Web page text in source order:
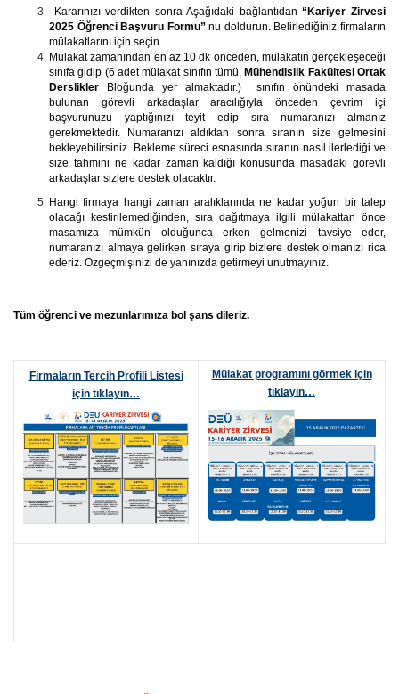
Kararınızı verdikten sonra Aşağıdaki bağlantıdan“Kariyer Zirvesi
2025 Öğrenci Başvuru Formu”nu doldurun. Belirlediğiniz firmaların
mülakatlarını için seçin.
Mülakat zamanından en az 10 dk önceden, mülakatın gerçekleşeceği
sınıfa gidip (6 adet mülakat sınıfın tümü,Mühendislik Fakültesi Ortak
Derslikler Bloğunda yer almaktadır.) sınıfın önündeki masada
bulunan görevli arkadaşlar aracılığıyla önceden çevrim içi
başvurunuzu yaptığınızı teyit edip sıra numaranızı almanız
gerekmektedir. Numaranızı aldıktan sonra sıranın size gelmesini
bekleyebilirsiniz. Bekleme süreci esnasında sıranın nasıl ilerlediği ve
size tahmini ne kadar zaman kaldığı konusunda masadaki görevli
arkadaşlar sizlere destek olacaktır.
Hangi firmaya hangi zaman aralıklarında ne kadar yoğun bir talep
olacağı kestirilemediğinden, sıra dağıtmaya ilgili mülakattan önce
masamıza mümkün olduğunca erken gelmenizi tavsiye eder,
numaranızı almaya gelirken sıraya girip bizlere destek olmanızı rica
ederiz. Özgeçmişinizi de yanınızda getirmeyi unutmayınız.
Tüm öğrenci ve mezunlarımıza bol şans dileriz.
Firmaların Tercih Profili Listesi
için tıklayın…
Mülakat programını görmek için
tıklayın…